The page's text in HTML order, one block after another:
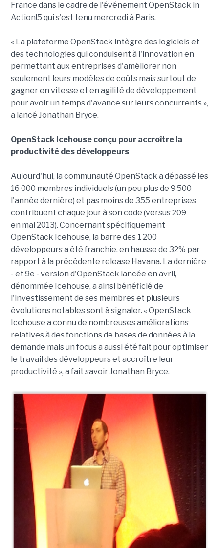
France dans le cadre de l'événement OpenStack in
Action!5 qui s'est tenu mercredi à Paris.
« La plateforme OpenStack intègre des logiciels et
des technologies qui conduisent à l'innovation en
permettant aux entreprises d'améliorer non
seulement leurs modèles de coûts mais surtout de
gagner en vitesse et en agilité de développement
pour avoir un temps d'avance sur leurs concurrents »,
a lancé Jonathan Bryce.
OpenStack Icehouse conçu pour accroître la
productivité des développeurs
Aujourd'hui, la communauté OpenStack a dépassé les
16 000 membres individuels (un peu plus de 9 500
l'année dernière) et pas moins de 355 entreprises
contribuent chaque jour à son code (versus 209
en mai 2013). Concernant spécifiquement
OpenStack Icehouse, la barre des 1 200
développeurs a été franchie, en hausse de 32% par
rapport à la précédente release Havana. La dernière
- et 9e - version d'OpenStack lancée en avril,
dénommée Icehouse, a ainsi bénéficié de
l'investissement de ses membres et plusieurs
évolutions notables sont à signaler. « OpenStack
Icehouse a connu de nombreuses améliorations
relatives à des fonctions de bases de données à la
demande mais un focus a aussi été fait pour optimiser
le travail des développeurs et accroître leur
productivité », a fait savoir Jonathan Bryce.